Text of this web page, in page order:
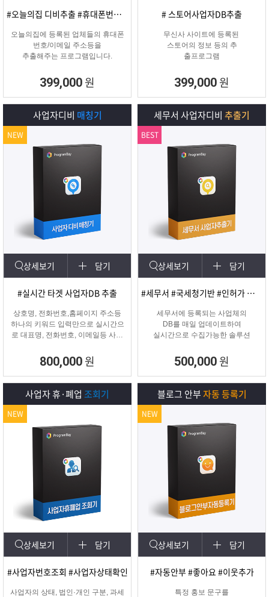
#오늘의집 디비추출 #휴대폰번호/이메일
오늘의집에 등록된 업체들의 휴대폰
번호/이메일 주소등을
추출해주는 프로그램입니다.
399,000 원
# 스토어사업자DB추출
무신사 사이트에 등록된
스토어의 정보 등의 추
출프로그램
399,000 원
사업자디비 매칭기
상세보기 담기
#실시간 타겟 사업자DB 추출
상호명, 전화번호,홈페이지 주소등
하나의 키워드 입력만으로 실시간으
로 대표명, 전화번호, 이메일등 사업
800,000 원
NEW
세무서 사업자디비 추출기
상세보기 담기
#세무서 #국세청기반 #인허가 개업·신규 사업자디비
세무서에 등록되는 사업체의
DB를 매일 업데이트하여
실시간으로 수집가능한 솔루션
500,000 원
BEST
사업자 휴·폐업 조회기
상세보기 담기
#사업자번호조회 #사업자상태확인
사업자의 상태, 법인·개인 구분, 과세
NEW
블로그 안부자동 등록기
상세보기 담기
#자동안부 #좋아요 #이웃추가
특정 홍보 문구를
NEW